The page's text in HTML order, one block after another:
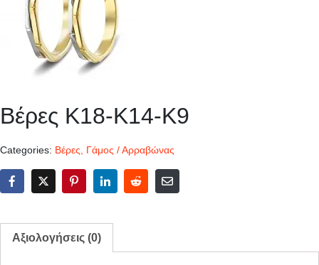
Βέρες Κ18-Κ14-Κ9
Categories: Βέρες Γάμος / Αρραβώνας
Αξιολογήσεις (0)